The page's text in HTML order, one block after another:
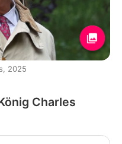
2025
Charles